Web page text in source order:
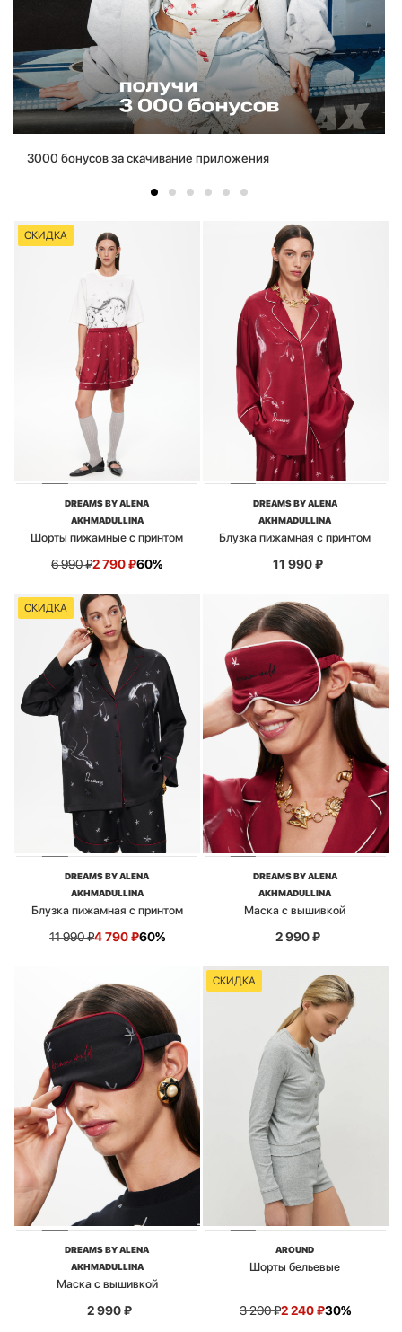
3000 бонусов за скачивание приложения
СКИДКА
DREAMS BY ALENA
AKHMADULLINA
Шорты пижамные с принтом
6 990₽2 790₽60%
DREAMS BY ALENA
AKHMADULLINA
Блузка пижамная с принтом
11 990₽
СКИДКА
DREAMS BY ALENA
AKHMADULLINA
Блузка пижамная с принтом
11 990₽4 790₽60%
DREAMS BY ALENA
AKHMADULLINA
Маска с вышивкой
2 990₽
DREAMS BY ALENA
AKHMADULLINA
Маска с вышивкой
2 990₽
СКИДКА
AROUND
Шорты бельевые
3 200₽2 240₽30%